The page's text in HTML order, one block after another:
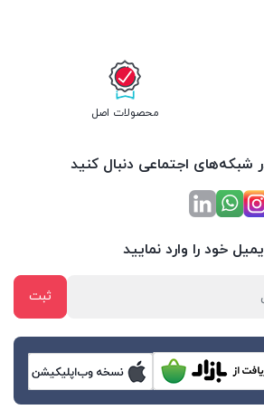
محصولات اصل
شبکه‌های اجتماعی دنبال کنید
خود را وارد نمایید